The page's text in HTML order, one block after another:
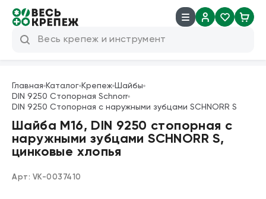
Инструмент
Крепеж
Техническая химия
Главная Каталог Крепеж Шайбы
DIN 9250 Стопорная Schnorr
DIN 9250 Стопорная с наружными зубцами SCHNORR S
Шайба М16, DIN 9250 стопорная с
наружными зубцами SCHNORR S,
цинковые хлопья
Арт: VK-0037410